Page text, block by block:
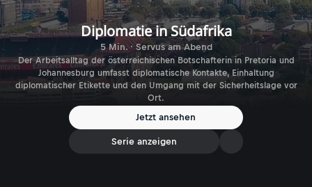
Diplomatie in Südafrika
5 Min. · Servus am Abend
Der Arbeitsalltag der österreichischen Botschafterin in Pretoria und
Johannesburg umfasst diplomatische Kontakte, Einhaltung
diplomatischer Etikette und den Umgang mit der Sicherheitslage vor
Ort.
Jetzt ansehen
Serie anzeigen